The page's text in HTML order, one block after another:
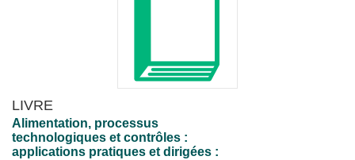
LIVRE
Alimentation, processus
technologiques et contrôles :
applications pratiques et dirigées :